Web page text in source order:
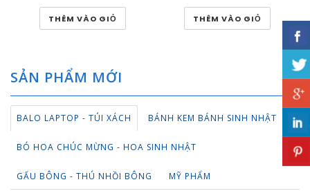
THÊM VÀO GIỎ THÊM VÀO GIỎ
SẢN PHẨM MỚI
BALO LAPTOP - TÚI XÁCH BÁNH KEM BÁNH SINH NHẬT
BÓ HOA CHÚC MỪNG - HOA SINH NHẬT
GẤU BÔNG - THÚ NHỒI BÔNG MỸ PHẨM